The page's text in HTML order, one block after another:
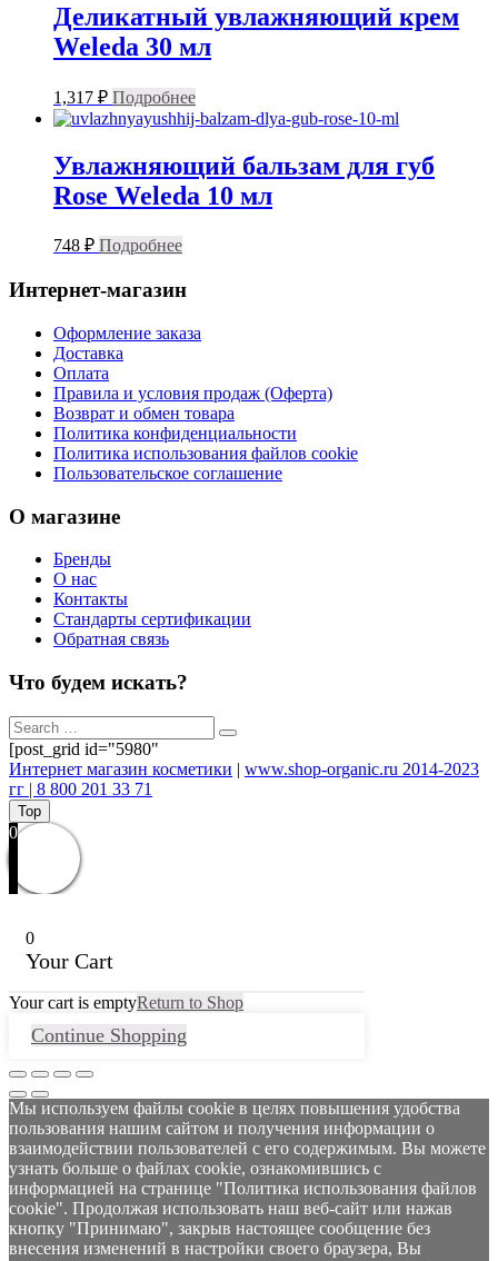
Деликатный увлажняющий крем
Weleda 30 мл
1,317 ₽ Подробнее
Увлажняющий бальзам для губ
Rose Weleda 10 мл
748 ₽ Подробнее
Интернет-магазин
Оформление заказа
Доставка
Оплата
Правила и условия продаж (Оферта)
Возврат и обмен товара
Политика конфиденциальности
Политика использования файлов cookie
Пользовательское соглашение
О магазине
Бренды
О нас
Контакты
Стандарты сертификации
Обратная связь
Что будем искать?
[post_grid id="5980"
Интернет магазин косметики | www.shop-organic.ru 2014-2023
гг | 8 800 201 33 71
Top
0
0
Your Cart
Your cart is emptyReturn to Shop
Continue Shopping
Мы используем файлы cookie в целях повышения удобства
пользования нашим сайтом и получения информации о
взаимодействии пользователей с его содержимым. Вы можете
узнать больше о файлах cookie, ознакомившись с
информацией на странице "Политика использования файлов
cookie". Продолжая использовать наш веб-сайт или нажав
кнопку "Принимаю", закрыв настоящее сообщение без
внесения изменений в настройки своего браузера, Вы